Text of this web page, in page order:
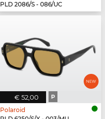
PLD 2086/S - 086/UC
€ 52,00 P
Polaroid